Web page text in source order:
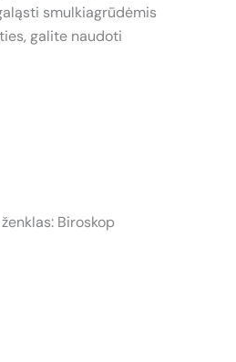
smulkiagrūdėmis
galite naudoti
Biroskop